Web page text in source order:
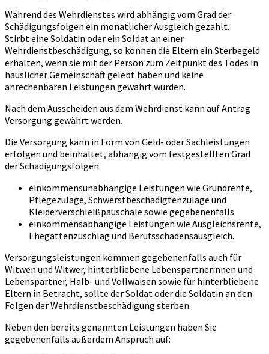
Während des Wehrdienstes wird abhängig vom Grad der
Schädigungsfolgen ein monatlicher Ausgleich gezahlt.
Stirbt eine Soldatin oder ein Soldat an einer
Wehrdienstbeschädigung, so können die Eltern ein Sterbegeld
erhalten, wenn sie mit der Person zum Zeitpunkt des Todes in
häuslicher Gemeinschaft gelebt haben und keine
anrechenbaren Leistungen gewährt wurden.
Nach dem Ausscheiden aus dem Wehrdienst kann auf Antrag
Versorgung gewährt werden.
Die Versorgung kann in Form von Geld- oder Sachleistungen
erfolgen und beinhaltet, abhängig vom festgestellten Grad
der Schädigungsfolgen:
einkommensunabhängige Leistungen wie Grundrente,
Pflegezulage, Schwerstbeschädigtenzulage und
Kleiderverschleißpauschale sowie gegebenenfalls
einkommensabhängige Leistungen wie Ausgleichsrente,
Ehegattenzuschlag und Berufsschadensausgleich.
Versorgungsleistungen kommen gegebenenfalls auch für
Witwen und Witwer, hinterbliebene Lebenspartnerinnen und
Lebenspartner, Halb- und Vollwaisen sowie für hinterbliebene
Eltern in Betracht, sollte der Soldat oder die Soldatin an den
Folgen der Wehrdienstbeschädigung sterben.
Neben den bereits genannten Leistungen haben Sie
gegebenenfalls außerdem Anspruch auf: